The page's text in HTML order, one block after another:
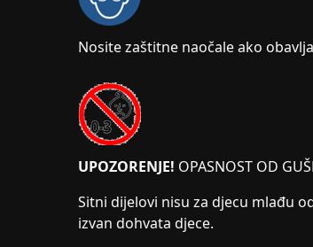
Nosite zaštitne naočale ako
UPOZORENJE! OPASNOST OD
Sitni dijelovi nisu za djecu mlađu
izvan dohvata djece.